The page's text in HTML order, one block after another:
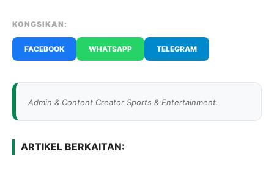
KONGSIKAN:
FACEBOOK WHATSAPP TELEGRAM
Admin & Content Creator Sports & Entertainment.
ARTIKEL BERKAITAN: